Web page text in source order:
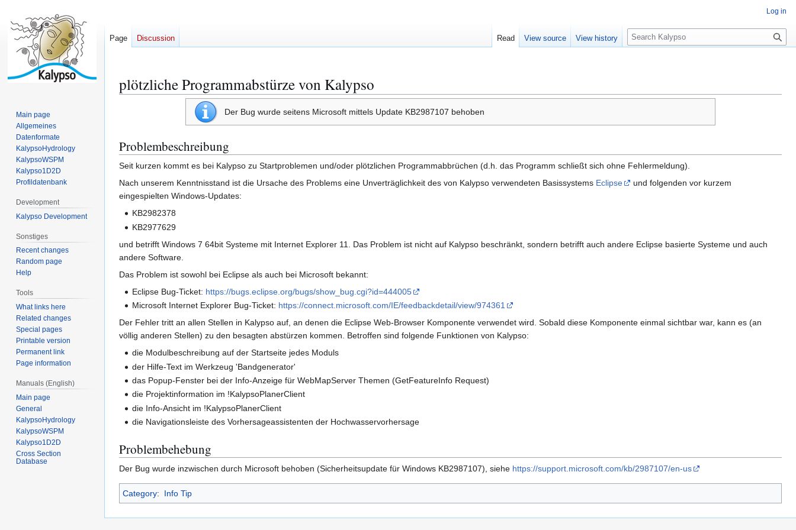
Jump
to
Jump
to
plötzliche Programmabstürze von Kalypso
Der Bug wurde seitens Microsoft mittels Update KB2987107 behoben
Problembeschreibung
Seit kurzen kommt es bei Kalypso zu Startproblemen und/oder plötzlichen Programmabbrüchen (d.h. das Programm schließt sich ohne Fehlermeldung).
Nach unserem Kenntnisstand ist die Ursache des Problems eine Unverträglichkeit des von Kalypso verwendeten Basissystems Eclipse
und folgenden vor kurzem
eingespielten Windows-Updates:
KB2982378
KB2977629
und betrifft Windows 7 64bit Systeme mit Internet Explorer 11. Das Problem ist nicht auf Kalypso beschränkt, sondern betrifft auch andere Eclipse basierte Systeme und auch
andere Software.
Das Problem ist sowohl bei Eclipse als auch bei Microsoft bekannt:
Eclipse Bug-Ticket: https://bugs.eclipse.org/bugs/show_bug.cgi?id=444005
Microsoft Internet Explorer Bug-Ticket: https://connect.microsoft.com/IE/feedbackdetail/view/974361
Der Fehler tritt an allen Stellen in Kalypso auf, an denen die Eclipse Web-Browser Komponente verwendet wird. Sobald diese Komponente einmal sichtbar war, kann es (an
völlig anderen Stellen) zu den besagten abstürzen kommen. Betroffen sind folgende Funktionen von Kalypso:
die Modulbeschreibung auf der Startseite jedes Moduls
der Hilfe-Text im Werkzeug 'Bandgenerator'
das Popup-Fenster bei der Info-Anzeige für WebMapServer Themen (GetFeatureInfo Request)
die Projektinformation im !KalypsoPlanerClient
die Info-Ansicht im !KalypsoPlanerClient
die Navigationsleiste des Vorhersageassistenten der Hochwasservorhersage
Problembehebung
Der Bug wurde inzwischen durch Microsoft behoben (Sicherheitsupdate für Windows KB2987107), siehe https://support.microsoft.com/kb/2987107/en-us
Category: Info Tip
Log in
Page Discussion Read View source View history
S
e
h
Main page
Allgemeines
Datenformate
KalypsoHydrology
KalypsoWSPM
Kalypso1D2D
Profildatenbank
Development
Kalypso Development
Sonstiges
Recent changes
Random page
Help
Tools
What links here
Related changes
Special pages
Printable version
Permanent link
Page information
Manuals (English)
Main page
General
KalypsoHydrology
KalypsoWSPM
Kalypso1D2D
Cross Section
Database